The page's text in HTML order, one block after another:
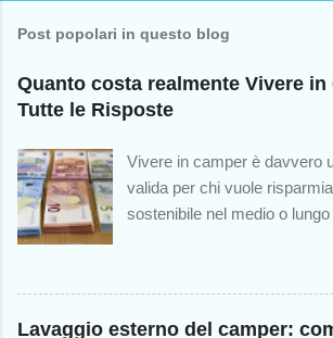
Post popolari in questo blog
Quanto costa realmente Vivere in
Tutte le Risposte
Vivere in camper è davvero
valida per chi vuole
sostenibile nel medio o lungo
Queste sono solo alcuni dei
o dovrebbero cogliere -
pensato di intraprendere
Lavaggio esterno del camper: